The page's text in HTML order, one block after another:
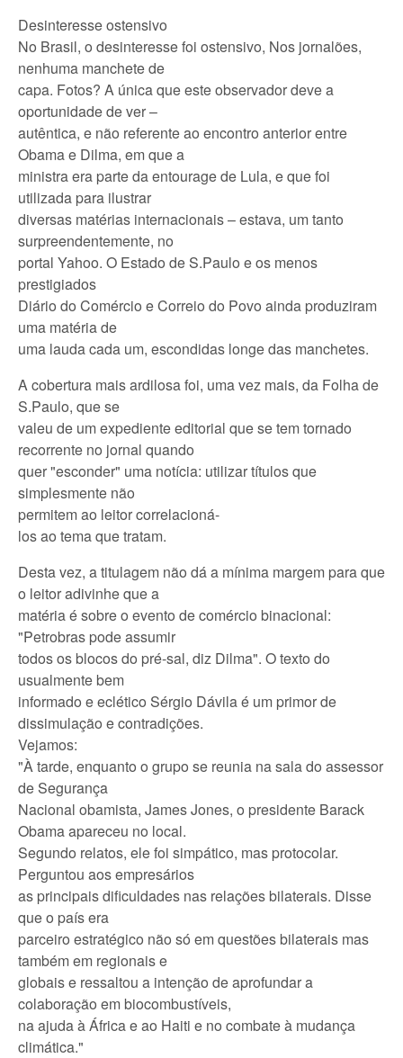
Desinteresse ostensivo
No Brasil, o desinteresse foi ostensivo, Nos jornalões,
nenhuma manchete de
capa. Fotos? A única que este observador deve a
oportunidade de ver –
autêntica, e não referente ao encontro anterior entre
Obama e Dilma, em que a
ministra era parte da entourage de Lula, e que foi
utilizada para ilustrar
diversas matérias internacionais – estava, um tanto
surpreendentemente, no
portal Yahoo. O Estado de S.Paulo e os menos
prestigiados
Diário do Comércio e Correio do Povo ainda produziram
uma matéria de
uma lauda cada um, escondidas longe das manchetes.
A cobertura mais ardilosa foi, uma vez mais, da Folha de
S.Paulo, que se
valeu de um expediente editorial que se tem tornado
recorrente no jornal quando
quer "esconder" uma notícia: utilizar títulos que
simplesmente não
permitem ao leitor correlacioná-
los ao tema que tratam.
Desta vez, a titulagem não dá a mínima margem para que
o leitor adivinhe que a
matéria é sobre o evento de comércio binacional:
"Petrobras pode assumir
todos os blocos do pré-sal, diz Dilma". O texto do
usualmente bem
informado e eclético Sérgio Dávila é um primor de
dissimulação e contradições.
Vejamos:
"À tarde, enquanto o grupo se reunia na sala do assessor
de Segurança
Nacional obamista, James Jones, o presidente Barack
Obama apareceu no local.
Segundo relatos, ele foi simpático, mas protocolar.
Perguntou aos empresários
as principais dificuldades nas relações bilaterais. Disse
que o país era
parceiro estratégico não só em questões bilaterais mas
também em regionais e
globais e ressaltou a intenção de aprofundar a
colaboração em biocombustíveis,
na ajuda à África e ao Haiti e no combate à mudança
climática."